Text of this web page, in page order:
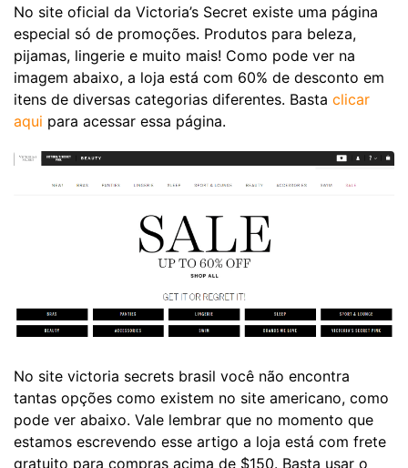
No site oficial da Victoria’s Secret existe uma página
especial só de promoções. Produtos para beleza,
pijamas, lingerie e muito mais! Como pode ver na
imagem abaixo, a loja está com 60% de desconto em
itens de diversas categorias diferentes. Basta clicar
aqui para acessar essa página.
No site victoria secrets brasil você não encontra
tantas opções como existem no site americano, como
pode ver abaixo. Vale lembrar que no momento que
estamos escrevendo esse artigo a loja está com frete
gratuito para compras acima de $150. Basta usar o